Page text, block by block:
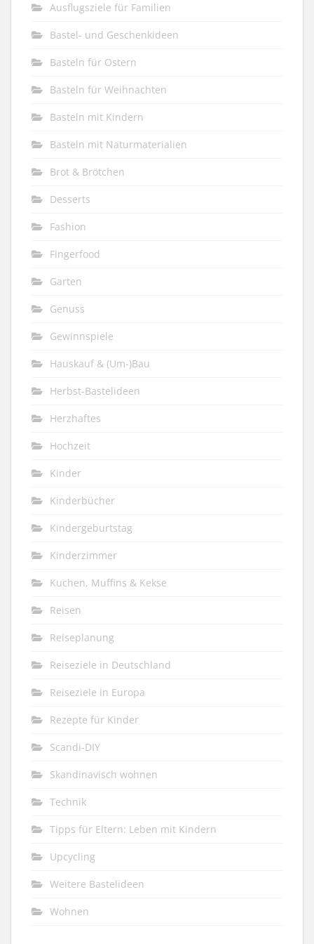
Ausflugsziele für Familien
Bastel- und Geschenkideen
Basteln für Ostern
Basteln für Weihnachten
Basteln mit Kindern
Basteln mit Naturmaterialien
Brot & Brötchen
Desserts
Fashion
Fingerfood
Garten
Genuss
Gewinnspiele
Hauskauf & (Um-)Bau
Herbst-Bastelideen
Herzhaftes
Hochzeit
Kinder
Kinderbücher
Kindergeburtstag
Kinderzimmer
Kuchen, Muffins & Kekse
Reisen
Reiseplanung
Reiseziele in Deutschland
Reiseziele in Europa
Rezepte für Kinder
Scandi-DIY
Skandinavisch wohnen
Technik
Tipps für Eltern: Leben mit Kindern
Upcycling
Weitere Bastelideen
Wohnen